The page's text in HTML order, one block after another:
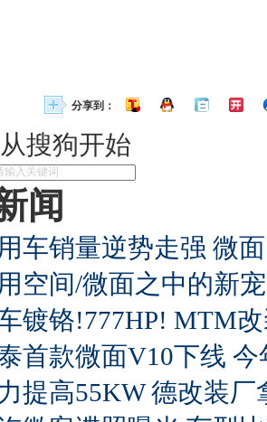
分享到：
从搜狗开始
闻
车销量逆势走强 微
空间/微面之中的新
镀铬!777HP! MTM
首款微面V10下线
提高55KW 德改装厂